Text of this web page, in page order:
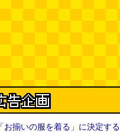
「お揃いの服を着る」に決定する